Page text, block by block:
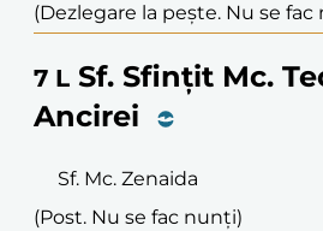
(Dezlegare la pește. Nu se fac
7 L Sf. Sfințit Mc.
Ancirei
Sf. Mc. Zenaida
(Post. Nu se fac nunți)